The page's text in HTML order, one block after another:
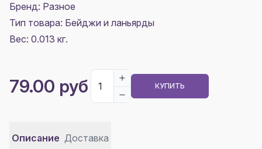
Бренд: Разное
Тип товара: Бейджи и ланьярды
Вес: 0.013 кг.
79.00 руб КУПИТЬ
Описание Доставка